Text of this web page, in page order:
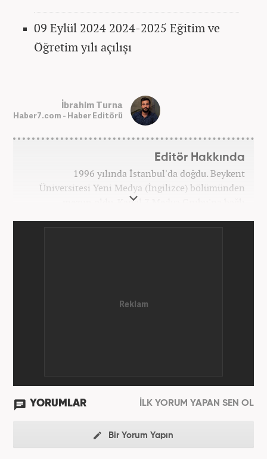
09 Eylül 2024 2024-2025 Eğitim ve
Öğretim yılı açılışı
İbrahim Turna
Haber7.com - Haber Editörü
Editör Hakkında
1996 yılında İstanbul'da doğdu. Beykent
Üniversitesi Yeni Medya (İngilizce) bölümünden
mezun oldu. Kanal 7 Medya Grubu'na bağlı
YORUMLAR İLK YORUM YAPAN SEN OL
Bir Yorum Yapın